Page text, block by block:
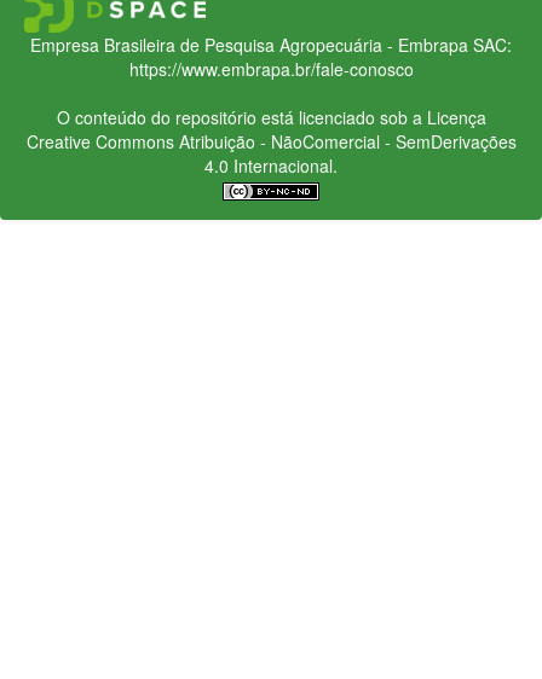
Empresa Brasileira de Pesquisa Agropecuária - Embrapa SAC:
https://www.embrapa.br/fale-conosco
O conteúdo do repositório está licenciado sob a Licença
Creative CommonsAtribuição - NãoComercial - SemDerivações
4.0 Internacional.